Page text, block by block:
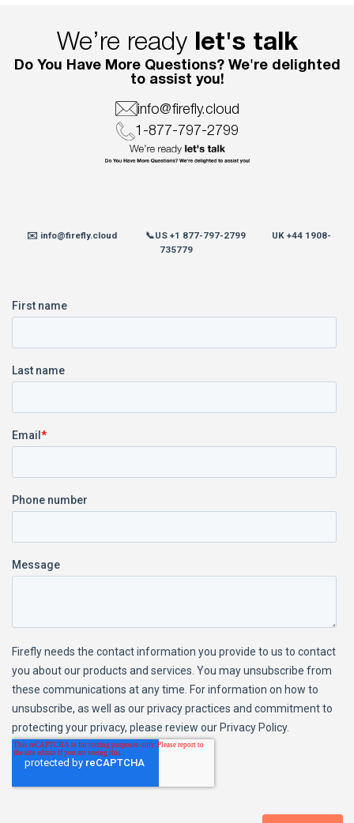
We’re ready let's talk
Do You Have More Questions? We're delighted
to assist you!
info@firefly.cloud
1-877-797-2799